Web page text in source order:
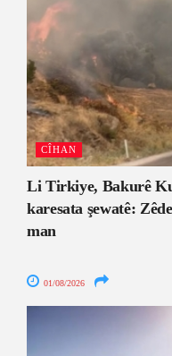
CÎHAN
Li Tirkiye, Bakurê
karesata şewatê:
man
01/08/2026